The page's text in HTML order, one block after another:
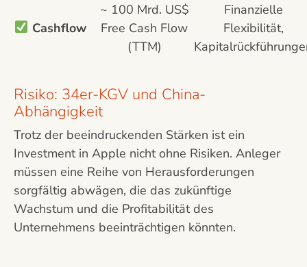
Cashflow
~ 100 Mrd. US$
Free Cash Flow
(TTM)
Finanzielle
Flexibilität,
Risiko: 34er-KGV und China-
Abhängigkeit
Trotz der beeindruckenden Stärken ist ein
Investment in Apple nicht ohne Risiken. Anleger
müssen eine Reihe von Herausforderungen
sorgfältig abwägen, die das zukünftige
Wachstum und die Profitabilität des
Unternehmens beeinträchtigen könnten.